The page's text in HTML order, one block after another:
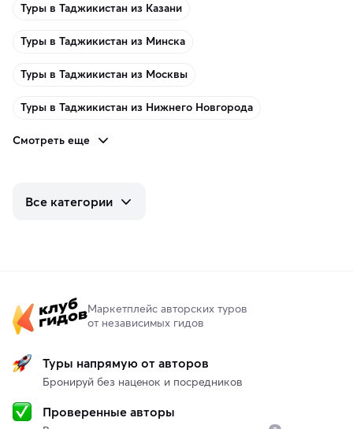
Туры в Таджикистан из Казани
Туры в Таджикистан из Минска
Туры в Таджикистан из Москвы
Туры в Таджикистан из Нижнего Новгорода
Смотреть еще
Все категории
Маркетплейс авторских туров
от независимых гидов
Туры напрямую от авторов
Бронируй без наценок и посредников
Проверенные авторы